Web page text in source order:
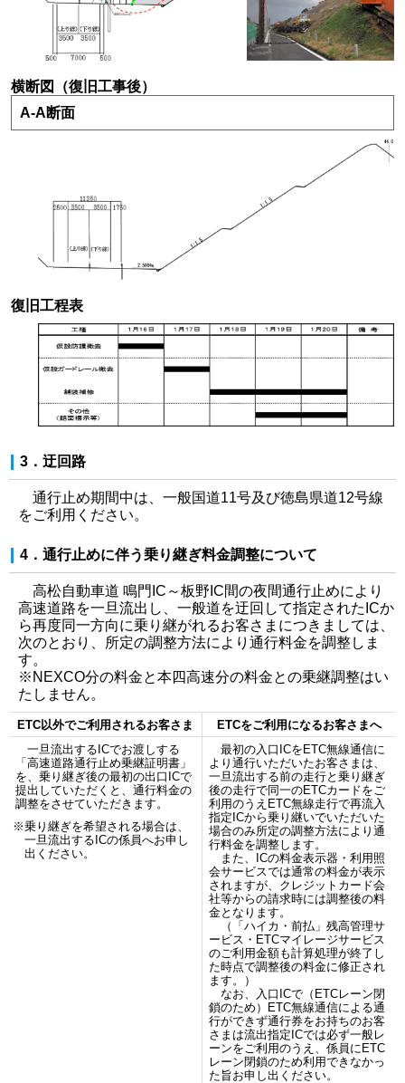
横断図（復旧工事後）
A-A断面
復旧工程表
3．迂回路
通行止め期間中は、一般国道11号及び徳島県道12号線
をご利用ください。
4．通行止めに伴う乗り継ぎ料金調整について
高松自動車道 鳴門IC～板野IC間の夜間通行止めにより
高速道路を一旦流出し、一般道を迂回して指定されたICか
ら再度同一方向に乗り継がれるお客さまにつきましては、
次のとおり、所定の調整方法により通行料金を調整しま
す。
※NEXCO分の料金と本四高速分の料金との乗継調整はい
たしません。
ETC以外でご利用されるお客さま
ETCをご利用になるお客さまへ
一旦流出するICでお渡しする
「高速道路通行止め乗継証明書」
を、乗り継ぎ後の最初の出口ICで
提出していただくと、通行料金の
調整をさせていただきます。
※乗り継ぎを希望される場合は、
一旦流出するICの係員へお申し
出ください。
最初の入口ICをETC無線通信に
より通行いただいたお客さまは、
一旦流出する前の走行と乗り継ぎ
後の走行で同一のETCカードをご
利用のうえETC無線走行で再流入
指定ICから乗り継いでいただいた
場合のみ所定の調整方法により通
行料金を調整します。
また、ICの料金表示器・利用照
会サービスでは通常の料金が表示
されますが、クレジットカード会
社等からの請求時には調整後の料
金となります。
（「ハイカ・前払」残高管理サ
ービス・ETCマイレージサービス
のご利用金額も計算処理が終了し
た時点で調整後の料金に修正され
ます。）
なお、入口ICで（ETCレーン閉
鎖のため）ETC無線通信による通
行ができず通行券をお持ちのお客
さまは流出指定ICでは必ず一般レ
ーンをご利用のうえ、係員にETC
レーン閉鎖のため利用できなかっ
た旨お申し出ください。